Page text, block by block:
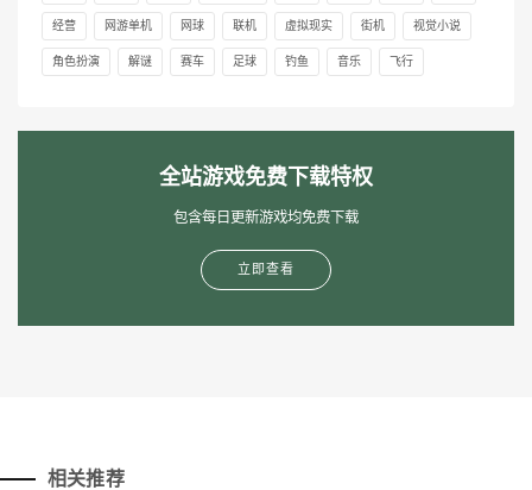
经营 网游单机 网球 联机 虚拟现实 街机 视觉小说
角色扮演 解谜 赛车 足球 钓鱼 音乐 飞行
全站游戏免费下载特权
包含每日更新游戏均免费下载
立即查看
相关推荐